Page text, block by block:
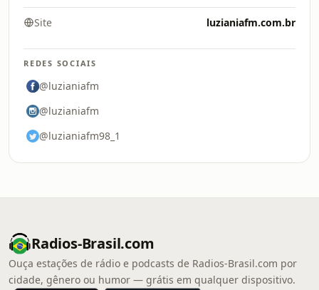
Site luzianiafm.com.br
REDES SOCIAIS
@luzianiafm
@luzianiafm
@luzianiafm98_1
Radios-Brasil.com
Ouça estações de rádio e podcasts de Radios-Brasil.com por
cidade, gênero ou humor — grátis em qualquer dispositivo.